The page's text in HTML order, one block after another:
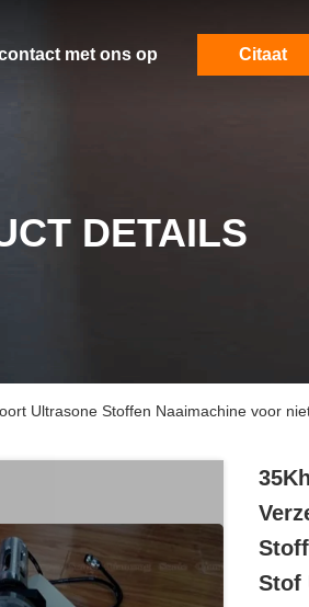
met ons op Citaat
DETAILS
Ultrasone Stoffen Naaimachine voor
Stof